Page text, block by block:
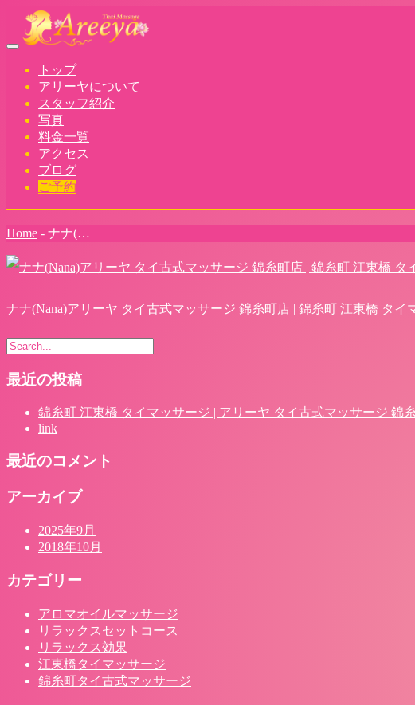
Toggle
navigationトップ
アリーヤについて
スタッフ紹介
写真
料金一覧
アクセス
ブログ
ご予約
Home - ナナ(…
ナナ(Nana)アリーヤ タイ古式マッサージ 錦糸町店 | 錦糸町 江東橋 タイ
最近の投稿
錦糸町 江東橋 タイマッサージ | アリーヤ タイ古式マッサージ 錦
link
最近のコメント
アーカイブ
2025年9月
2018年10月
カテゴリー
アロマオイルマッサージ
リラックスセットコース
リラックス効果
江東橋タイマッサージ
錦糸町タイ古式マッサージ